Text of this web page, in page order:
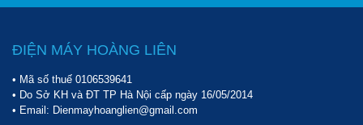
ĐIỆN MÁY HOÀNG LIÊN
• Mã số thuế 0106539641
• Do Sở KH và ĐT TP Hà Nội cấp ngày 16/05/2014
• Email: Dienmayhoanglien@gmail.com